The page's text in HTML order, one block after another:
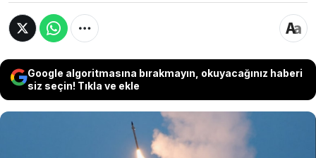
Google algoritmasına bırakmayın, okuyacağınız haberi
siz seçin! Tıkla ve ekle
Yunanistan, İsrail ile 2 milyar euro değerinde bir